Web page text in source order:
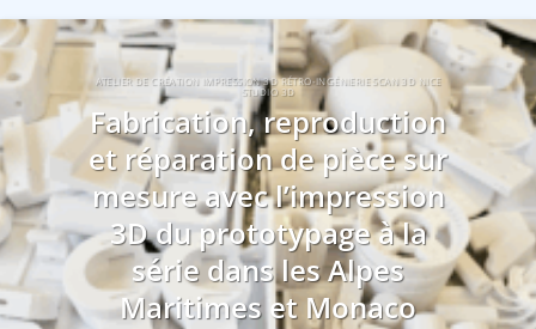
ATELIER DE CRÉATION IMPRESSION 3D RÉTRO-INGÉNIERIE SCAN 3D NICE
STUDIO 3D
Fabrication, reproduction
et réparation de pièce sur
mesure avec l’impression
3D du prototypage à la
série dans les Alpes
Maritimes et Monaco